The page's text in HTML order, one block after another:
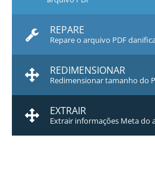
REPARE
Repare o arquivo PDF
REDIMENSIONAR
Redimensionar tamanho do
EXTRAIR
Extrair informações Meta do